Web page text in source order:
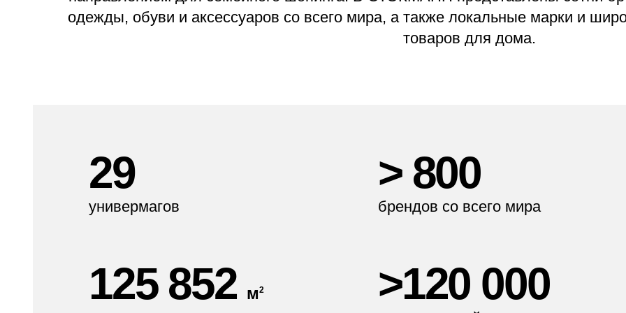
одежды, обуви и аксессуаров со всего мира, а также локальные марки и
товаров для дома.
29
универмагов
> 800
брендов со всего мира
125 852 м2 >120 000